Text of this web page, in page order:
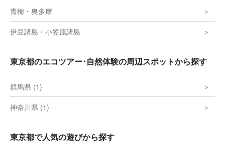
青梅・奥多摩
伊豆諸島・小笠原諸島
東京都のエコツアー･自然体験の周辺スポットから探す
群馬県 (1)
神奈川県 (1)
東京都で人気の遊びから探す